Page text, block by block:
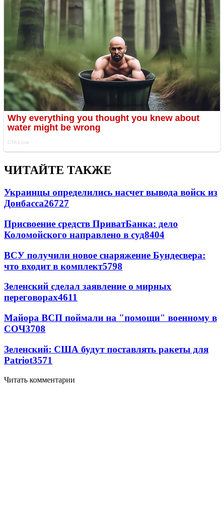
ЧИТАЙТЕ ТАКЖЕ
Украинцы определились насчет вывода войск из
Донбасса26727
Присвоение средств ПриватБанка: дело
Коломойского направлено в суд8404
ВСУ получили новое снаряжение Бундесвера:
что входит в комплект5798
Зеленский сделал заявление о мирных
переговорах4611
Майора ВСП поймали на "помощи" военному в
СОЧ3708
Зеленский: США будут поставлять ракеты для
Patriot3571
Читать комментарии